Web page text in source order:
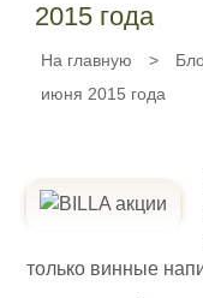
2015 года
На главную >
июня 2015 года
только винные